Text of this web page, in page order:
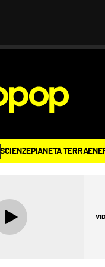
SCIENZEPIANETA TERRA